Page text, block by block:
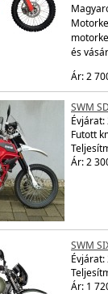
és
Ár: 2
SWM
Évjárat:
Futott
Ár: 2
SWM
Évjárat:
Ár: 1